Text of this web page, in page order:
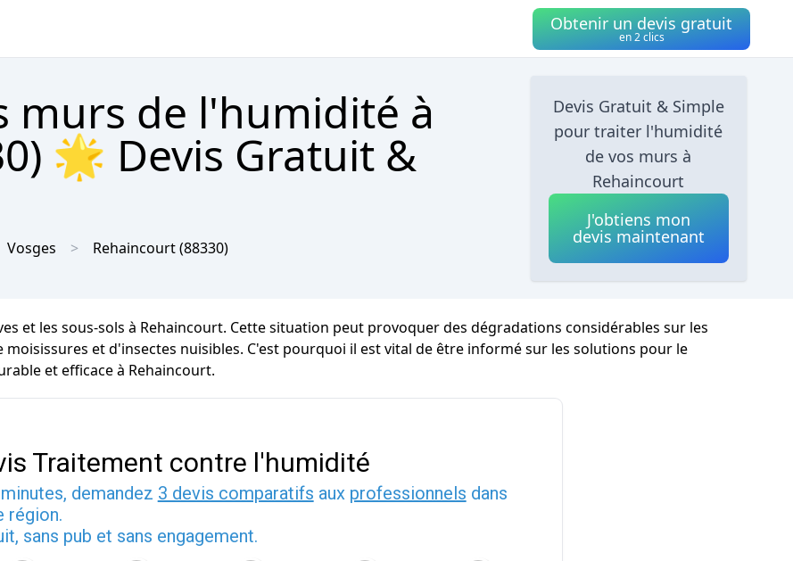
Obtenir un devis gratuit
en 2 clics
murs de l'humidité à
🌟 Devis Gratuit &
Vosges Rehaincourt(88330)
Devis Gratuit & Simple
pour traiter l'humidité
de vos murs à
Rehaincourt
J'obtiens mon
devis maintenant
et les sous-sols à Rehaincourt. Cette situation peut provoquer des dégradations considérables sur les
et d'insectes nuisibles. C'est pourquoi il est vital de être informé sur les solutions pour le
et efficace à Rehaincourt.
Traitement contre l'humidité
demandez 3 devis comparatifs aux professionnels dans
région.
sans pub et sans engagement.